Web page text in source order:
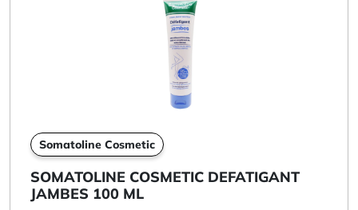
Somatoline Cosmetic
SOMATOLINE COSMETIC DEFATIGANT
JAMBES 100 ML